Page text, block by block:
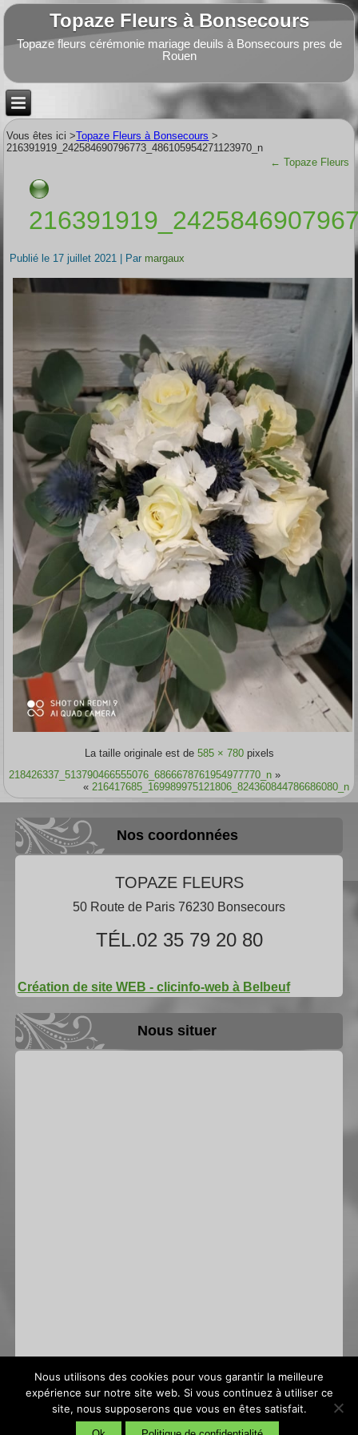
Topaze Fleurs à Bonsecours
Topaze fleurs cérémonie mariage deuils à Bonsecours pres de
Rouen
Vous êtes ici >Topaze Fleurs à Bonsecours >
216391919_242584690796773_486105954271123970_n
← Topaze Fleurs
Publié le 17 juillet 2021 Par margaux
La taille originale est de 585 × 780pixels
218426337_513790466555076_6866678761954977770_n »
« 216417685_169989975121806_824360844786686080_n
Nos coordonnées
TOPAZE FLEURS
50 Route de Paris 76230 Bonsecours
TÉL.02 35 79 20 80
Création de site WEB - clicinfo-web à Belbeuf
Nous situer
Nous utilisons des cookies pour vous garantir la meilleure
expérience sur notre site web. Si vous continuez à utiliser ce
site, nous supposerons que vous en êtes satisfait.